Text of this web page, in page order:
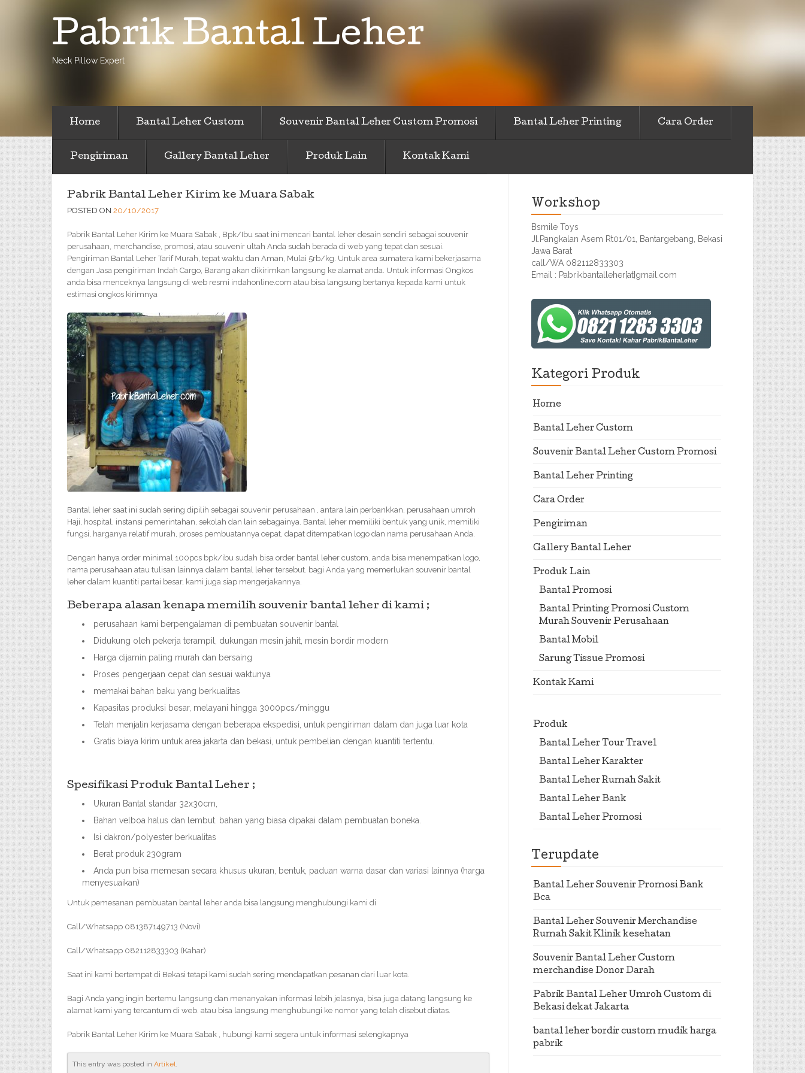
Pabrik Bantal Leher
Neck Pillow Expert
Home Bantal Leher Custom Souvenir Bantal Leher Custom Promosi Bantal Leher Printing Cara Order
Pengiriman Gallery Bantal Leher Produk Lain Kontak Kami
Pabrik Bantal Leher Kirim ke Muara Sabak
POSTED ON 20/10/2017
Pabrik Bantal Leher Kirim ke Muara Sabak , Bpk/Ibu saat ini mencari bantal leher desain sendiri sebagai souvenir
perusahaan, merchandise, promosi, atau souvenir ultah Anda sudah berada di web yang tepat dan sesuai.
Pengiriman Bantal Leher Tarif Murah, tepat waktu dan Aman, Mulai 5rb/kg. Untuk area sumatera kami bekerjasama
dengan Jasa pengiriman Indah Cargo, Barang akan dikirimkan langsung ke alamat anda. Untuk informasi Ongkos
anda bisa menceknya langsung di web resmi indahonline.com atau bisa langsung bertanya kepada kami untuk
estimasi ongkos kirimnya
Bantal leher saat ini sudah sering dipilih sebagai souvenir perusahaan , antara lain perbankkan, perusahaan umroh
Haji, hospital, instansi pemerintahan, sekolah dan lain sebagainya. Bantal leher memiliki bentuk yang unik, memiliki
fungsi, harganya relatif murah, proses pembuatannya cepat, dapat ditempatkan logo dan nama perusahaan Anda.
Dengan hanya order minimal 100pcs bpk/ibu sudah bisa order bantal leher custom, anda bisa menempatkan logo,
nama perusahaan atau tulisan lainnya dalam bantal leher tersebut. bagi Anda yang memerlukan souvenir bantal
leher dalam kuantiti partai besar, kami juga siap mengerjakannya.
Beberapa alasan kenapa memilih souvenir bantal leher di kami ;
perusahaan kami berpengalaman di pembuatan souvenir bantal
Didukung oleh pekerja terampil, dukungan mesin jahit, mesin bordir modern
Harga dijamin paling murah dan bersaing
Proses pengerjaan cepat dan sesuai waktunya
memakai bahan baku yang berkualitas
Kapasitas produksi besar, melayani hingga 3000pcs/minggu
Telah menjalin kerjasama dengan beberapa ekspedisi, untuk pengiriman dalam dan juga luar kota
Gratis biaya kirim untuk area jakarta dan bekasi, untuk pembelian dengan kuantiti tertentu.
Spesifikasi Produk Bantal Leher ;
Ukuran Bantal standar 32x30cm,
Bahan velboa halus dan lembut. bahan yang biasa dipakai dalam pembuatan boneka.
Isi dakron/polyester berkualitas
Berat produk 230gram
Anda pun bisa memesan secara khusus ukuran, bentuk, paduan warna dasar dan variasi lainnya (harga
menyesuaikan)
Untuk pemesanan pembuatan bantal leher anda bisa langsung menghubungi kami di
Call/Whatsapp 081387149713 (Novi)
Call/Whatsapp 082112833303 (Kahar)
Saat ini kami bertempat di Bekasi tetapi kami sudah sering mendapatkan pesanan dari luar kota.
Bagi Anda yang ingin bertemu langsung dan menanyakan informasi lebih jelasnya, bisa juga datang langsung ke
alamat kami yang tercantum di web. atau bisa langsung menghubungi ke nomor yang telah disebut diatas.
Pabrik Bantal Leher Kirim ke Muara Sabak , hubungi kami segera untuk informasi selengkapnya
This entry was posted in Artikel.
Workshop
Bsmile Toys
Jl.Pangkalan Asem Rt01/01, Bantargebang, Bekasi
Jawa Barat
call/WA 082112833303
Email : Pabrikbantalleher[at]gmail.com
Kategori Produk
Home
Bantal Leher Custom
Souvenir Bantal Leher Custom Promosi
Bantal Leher Printing
Cara Order
Pengiriman
Gallery Bantal Leher
Produk Lain
Bantal Promosi
Bantal Printing Promosi Custom
Murah Souvenir Perusahaan
Bantal Mobil
Sarung Tissue Promosi
Kontak Kami
Produk
Bantal Leher Tour Travel
Bantal Leher Karakter
Bantal Leher Rumah Sakit
Bantal Leher Bank
Bantal Leher Promosi
Terupdate
Bantal Leher Souvenir Promosi Bank
Bca
Bantal Leher Souvenir Merchandise
Rumah Sakit Klinik kesehatan
Souvenir Bantal Leher Custom
merchandise Donor Darah
Pabrik Bantal Leher Umroh Custom di
Bekasi dekat Jakarta
bantal leher bordir custom mudik harga
pabrik